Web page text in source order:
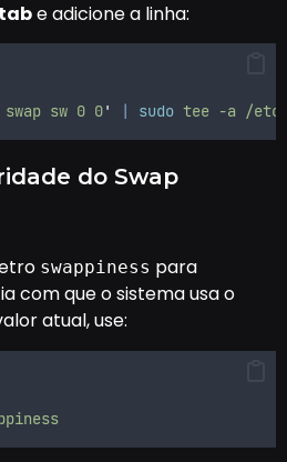
e adicione a linha:
sw 0 0' sudo tee -a /
do Swap
swappiness para
com que o sistema usa o
atual, use: